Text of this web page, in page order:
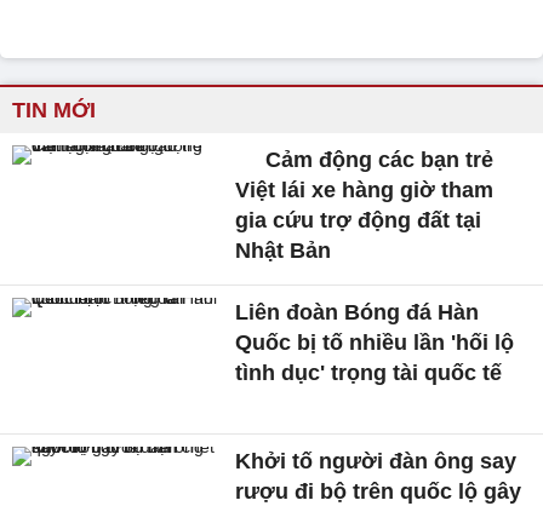
TIN MỚI
Cảm động các bạn trẻ
Việt lái xe hàng giờ tham
gia cứu trợ động đất tại
Nhật Bản
Liên đoàn Bóng đá Hàn
Quốc bị tố nhiều lần 'hối lộ
tình dục' trọng tài quốc tế
Khởi tố người đàn ông say
rượu đi bộ trên quốc lộ gây